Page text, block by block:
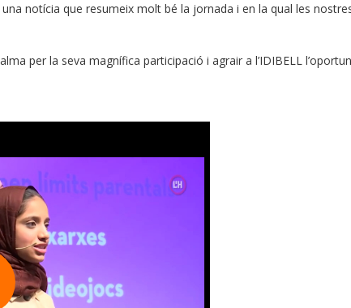
notícia que resumeix molt bé la jornada i en la qual les
per la seva magnífica participació i agrair a l’IDIBELL